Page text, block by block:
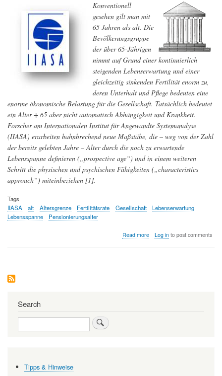
Konventionell
gesehen gilt man mit
65 Jahren als alt. Die
Bevölkerungsgruppe
der über 65-Jährigen
nimmt auf Grund einer kontinuierlich
steigenden Lebenserwartung und einer
gleichzeitig sinkenden Fertilität enorm zu,
deren Unterhalt und Pflege bedeuten eine
enorme ökonomische Belastung für die Gesellschaft. Tatsächlich bedeutet
ein Alter + 65 aber nicht automatisch Abhängigkeit und Krankheit.
Forscher am Internationalen Institut für Angewandte Systemanalyse
(IIASA) erarbeiten bahnbrechend neue Maßstäbe, die – weg von der Zahl
der bereits gelebten Jahre – Alter durch die noch zu erwartende
Lebensspanne definieren („prospective age“) und in einem weiteren
Schritt die physischen und psychischen Fähigkeiten („characteristics
approach“) miteinbeziehen [1].
Tags
IIASA
alt Altersgrenze Fertilitätsrate Gesellschaft
Lebenserwartung
Lebensspanne
Pensionierungsalter
Read moreabout
Log into post comments
Search
Search
Tipps & Hinweise